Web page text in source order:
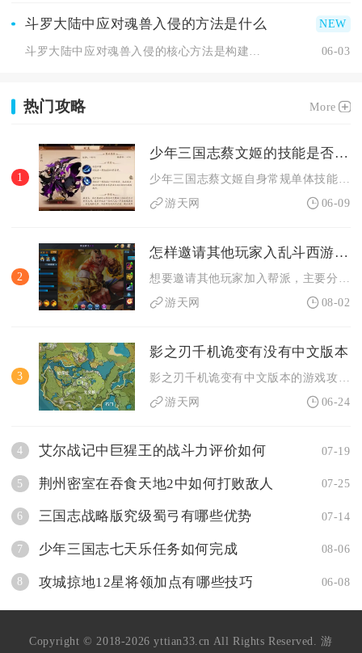
斗罗大陆中应对魂兽入侵的方法是什么
斗罗大陆中应对魂兽入侵的核心方法是构建合理阵容、把控技能释放... 06-03
热门攻略 More
1
少年三国志蔡文姬的技能是否能单独战斗
游天网
06-09
2
怎样邀请其他玩家入乱斗西游2帮派
游天网
08-02
3
影之刃千机诡变有没有中文版本
游天网
06-24
4 艾尔战记中巨猩王的战斗力评价如何 07-19
5 荆州密室在吞食天地2中如何打败敌人 07-25
6 三国志战略版究级蜀弓有哪些优势 07-14
7 少年三国志七天乐任务如何完成 08-06
8 攻城掠地12星将领加点有哪些技巧 06-08
Copyright © 2018-2026 yttian33.cn All Rights Reserved. 游